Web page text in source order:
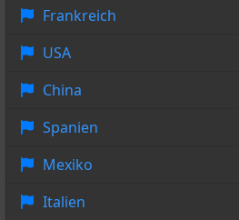
Frankreich
USA
China
Spanien
Mexiko
Italien